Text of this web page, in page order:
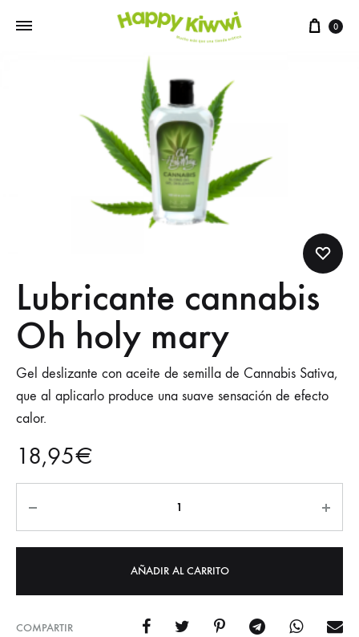
0
Lubricante cannabis
Oh holy mary
Gel deslizante con aceite de semilla de Cannabis Sativa,
que al aplicarlo produce una suave sensación de efecto
calor.
18,95€
AÑADIR AL CARRITO
COMPARTIR